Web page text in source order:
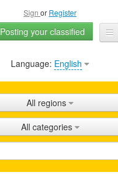
Sign or Register
Posting your classified
Home
Shops
Promotion
FAQ
Language: English
All regions
All categories